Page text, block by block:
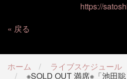
https://
戻る
ホーム
ライブスケジュール
※SOLD OUT 満席※「池田聡